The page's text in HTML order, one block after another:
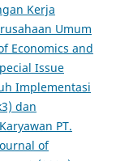
Kerja
Umum
Economics and
Issue
Implementasi
dan
PT.
of